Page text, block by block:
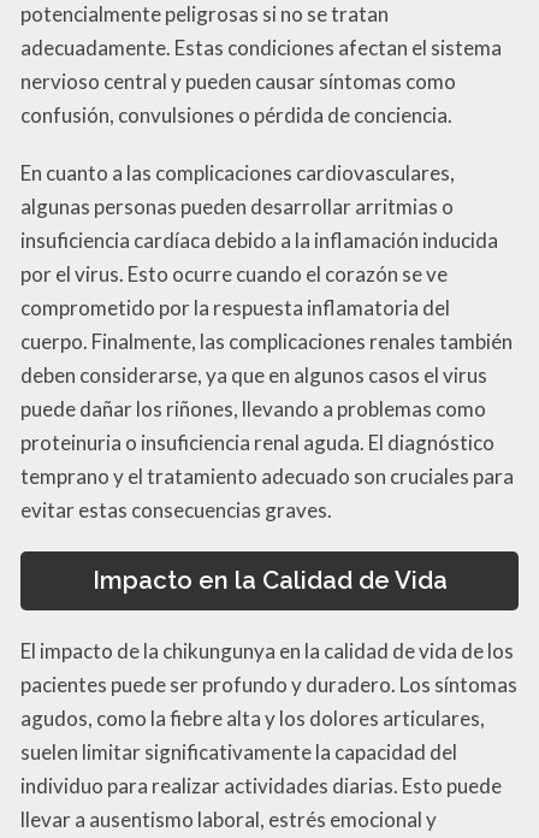
potencialmente peligrosas si no se tratan
adecuadamente. Estas condiciones afectan el sistema
nervioso central y pueden causar síntomas como
confusión, convulsiones o pérdida de conciencia.
En cuanto a las complicaciones cardiovasculares,
algunas personas pueden desarrollar arritmias o
insuficiencia cardíaca debido a la inflamación inducida
por el virus. Esto ocurre cuando el corazón se ve
comprometido por la respuesta inflamatoria del
cuerpo. Finalmente, las complicaciones renales también
deben considerarse, ya que en algunos casos el virus
puede dañar los riñones, llevando a problemas como
proteinuria o insuficiencia renal aguda. El diagnóstico
temprano y el tratamiento adecuado son cruciales para
evitar estas consecuencias graves.
Impacto en la Calidad de Vida
El impacto de la chikungunya en la calidad de vida de los
pacientes puede ser profundo y duradero. Los síntomas
agudos, como la fiebre alta y los dolores articulares,
suelen limitar significativamente la capacidad del
individuo para realizar actividades diarias. Esto puede
llevar a ausentismo laboral, estrés emocional y